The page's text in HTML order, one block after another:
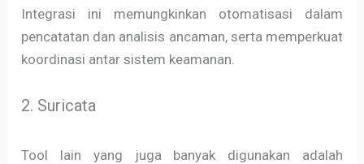
Integrasi ini memungkinkan otomatisasi dalam
pencatatan dan analisis ancaman, serta memperkuat
koordinasi antar sistem keamanan.
2. Suricata
Tool lain yang juga banyak digunakan adalah